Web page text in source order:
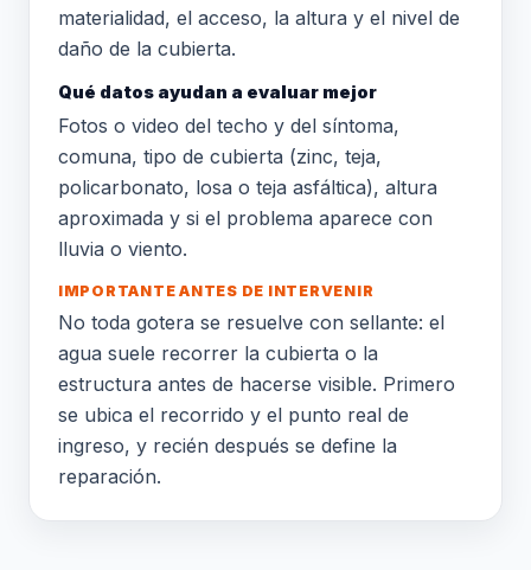
materialidad, el acceso, la altura y el nivel de
daño de la cubierta.
Qué datos ayudan a evaluar mejor
Fotos o video del techo y del síntoma,
comuna, tipo de cubierta (zinc, teja,
policarbonato, losa o teja asfáltica), altura
aproximada y si el problema aparece con
lluvia o viento.
IMPORTANTE ANTES DE INTERVENIR
No toda gotera se resuelve con sellante: el
agua suele recorrer la cubierta o la
estructura antes de hacerse visible. Primero
se ubica el recorrido y el punto real de
ingreso, y recién después se define la
reparación.